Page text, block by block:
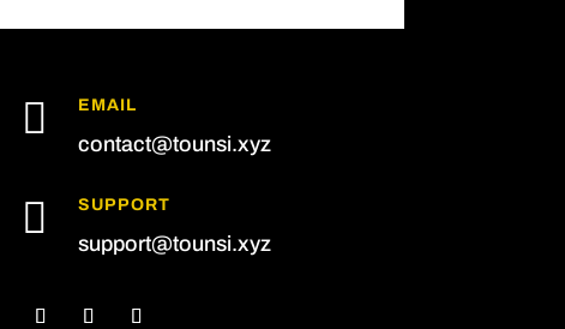
 EMAIL
contact@tounsi.xyz
 SUPPORT
support@tounsi.xyz